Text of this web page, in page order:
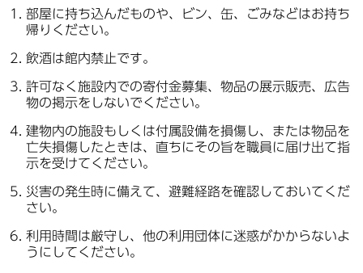
部屋に持ち込んだものや、ビン、缶、ごみなどはお持ち
帰りください。
飲酒は館内禁止です。
許可なく施設内での寄付金募集、物品の展示販売、広告
物の掲示をしないでください。
建物内の施設もしくは付属設備を損傷し、または物品を
亡失損傷したときは、直ちにその旨を職員に届け出て指
示を受けてください。
災害の発生時に備えて、避難経路を確認しておいてくだ
さい。
利用時間は厳守し、他の利用団体に迷惑がかからないよ
うにしてください。